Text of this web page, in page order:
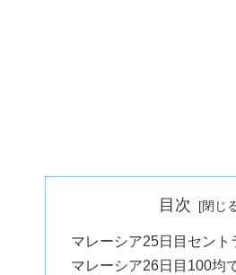
目次
マレーシア25日目セント
マレーシア26日目100均